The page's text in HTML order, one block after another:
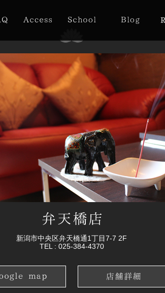
新潟市中央区弁天橋通1丁目7-7 2F
TEL : 025-384-4370